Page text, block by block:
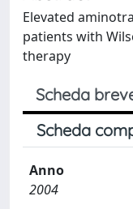
Elevated
patients with
therapy
Scheda
Scheda
Anno
2004